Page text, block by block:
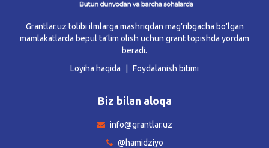
Grantlar.uz tolibi ilmlarga mashriqdan mag’ribgacha bo’lgan
mamlakatlarda bepul ta’lim olish uchun grant topishda yordam
beradi.
Loyiha haqida
Foydalanish bitimi
Biz bilan aloqa
info@grantlar.uz
@hamidziyo